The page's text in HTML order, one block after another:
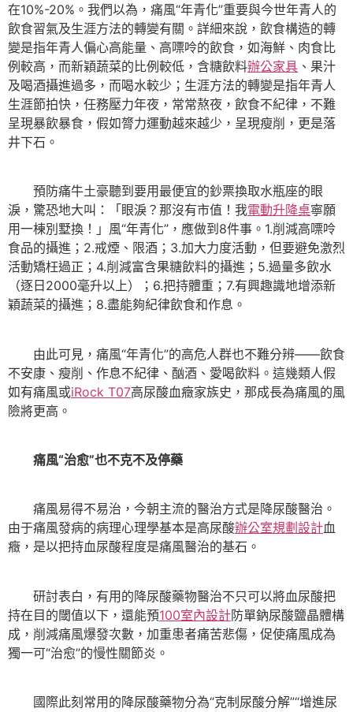
在10%-20%。我們以為，痛風“年青化”重要與今世年青人的
飲食習氣及生涯方法的轉變有關。詳細來說，飲食構造的轉
變是指年青人偏心高能量、高嘌呤的飲食，如海鮮、肉食比
例較高，而新穎蔬菜的比例較低，含糖飲料辦公家具 、果汁
及喝酒攝進過多，而喝水較少；生涯方法的轉變是指年青人
生涯節拍快，任務壓力年夜，常常熬夜，飲食不紀律，不難
呈現暴飲暴食，假如膂力運動越來越少，呈現瘦削，更是落
井下石。
預防痛牛土豪聽到要用最便宜的鈔票換取水瓶座的眼
淚，驚恐地大叫：「眼淚？那沒有市值！我電動升降桌寧願
用一棟別墅換！」風“年青化”，應做到8件事。1.削減高嘌呤
食品的攝進；2.戒煙、限酒；3.加大力度活動，但要避免激烈
活動矯枉過正；4.削減富含果糖飲料的攝進；5.過量多飲水
（逐日2000毫升以上）；6.把持體重；7.有興趣識地增添新
穎蔬菜的攝進；8.盡能夠紀律飲食和作息。
由此可見，痛風“年青化”的高危人群也不難分辨——飲食
不安康、瘦削、作息不紀律、酗酒、愛喝飲料。這幾類人假
如有痛風或iRock T07高尿酸血癥家族史，那成長為痛風的風
險將更高。
痛風“治愈”也不克不及停藥
痛風易得不易治，今朝主流的醫治方式是降尿酸醫治。
由于痛風發病的病理心理學基本是高尿酸辦公室規劃設計血
癥，是以把持血尿酸程度是痛風醫治的基石。
研討表白，有用的降尿酸藥物醫治不只可以將血尿酸把
持在目的閾值以下，還能預100室內設計防單鈉尿酸鹽晶體構
成，削減痛風爆發次數，加重患者痛苦悲傷，促使痛風成為
獨一可“治愈”的慢性關節炎。
國際此刻常用的降尿酸藥物分為“克制尿酸分解”“增進尿